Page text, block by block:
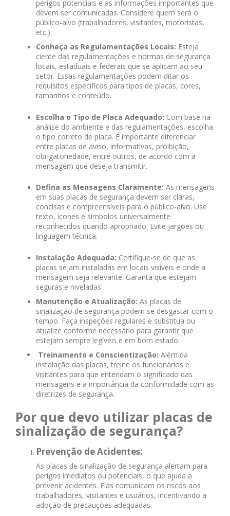
perigos potenciais e as informações importantes que
devem ser comunicadas. Considere quem será o
público-alvo (trabalhadores, visitantes, motoristas,
etc.).
Conheça as Regulamentações Locais: Esteja
ciente das regulamentações e normas de segurança
locais, estaduais e federais que se aplicam ao seu
setor. Essas regulamentações podem ditar os
requisitos específicos para tipos de placas, cores,
tamanhos e conteúdo.
Escolha o Tipo de Placa Adequado: Com base na
análise do ambiente e das regulamentações, escolha
o tipo correto de placa. É importante diferenciar
entre placas de aviso, informativas, proibição,
obrigatoriedade, entre outros, de acordo com a
mensagem que deseja transmitir.
Defina as Mensagens Claramente: As mensagens
em suas placas de segurança devem ser claras,
concisas e compreensíveis para o público-alvo. Use
texto, ícones e símbolos universalmente
reconhecidos quando apropriado. Evite jargões ou
linguagem técnica.
Instalação Adequada: Certifique-se de que as
placas sejam instaladas em locais visíveis e onde a
mensagem seja relevante. Garanta que estejam
seguras e niveladas.
Manutenção e Atualização: As placas de
sinalização de segurança podem se desgastar com o
tempo. Faça inspeções regulares e substitua ou
atualize conforme necessário para garantir que
estejam sempre legíveis e em bom estado.
Treinamento e Conscientização: Além da
instalação das placas, treine os funcionários e
visitantes para que entendam o significado das
mensagens e a importância da conformidade com as
diretrizes de segurança.
Por que devo utilizar placas de
sinalização de segurança?
Prevenção de Acidentes:
As placas de sinalização de segurança alertam para
perigos imediatos ou potenciais, o que ajuda a
prevenir acidentes. Elas comunicam os riscos aos
trabalhadores, visitantes e usuários, incentivando a
adoção de precauções adequadas.